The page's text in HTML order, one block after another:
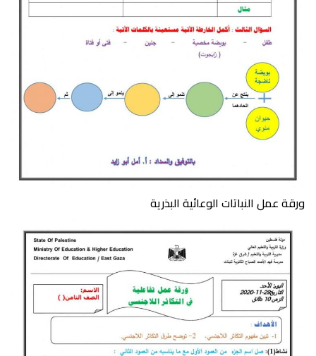
ورقة عمل النباتات الوعائية البذرية